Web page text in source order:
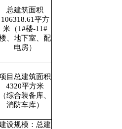
总建筑面积
106318.61平方
米（1#楼-11#
、地下室、配
电房）
目总建筑面积
4320平方米
（综合装备库、
消防车库）
设规模：总建